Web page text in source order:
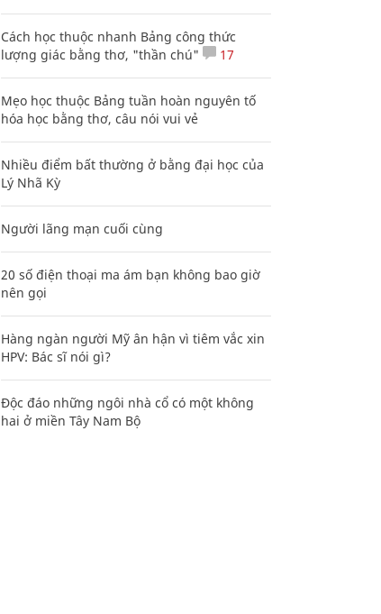
Cách học thuộc nhanh Bảng công thức
lượng giác bằng thơ, "thần chú"
17
Mẹo học thuộc Bảng tuần hoàn nguyên tố
hóa học bằng thơ, câu nói vui vẻ
Nhiều điểm bất thường ở bằng đại học của
Lý Nhã Kỳ
Người lãng mạn cuối cùng
20 số điện thoại ma ám bạn không bao giờ
nên gọi
Hàng ngàn người Mỹ ân hận vì tiêm vắc xin
HPV: Bác sĩ nói gì?
Độc đáo những ngôi nhà cổ có một không
hai ở miền Tây Nam Bộ